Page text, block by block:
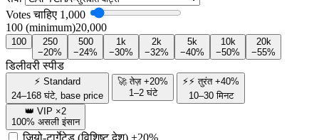
Votes चाहिए 1,000
100 (minimum)20,000
100
250
−20%
500
−24%
1k
−30%
2k
−32%
5k
−40%
10k
−50%
20k
−55%
डिलीवरी स्पीड
⚡ Standard
24–168 घंटे, base price
🚀 तेज़ +20%
1–2 घंटे
⚡⚡ तुरंत +40%
10–30 मिनट
👑 VIP ×2
100% असली इंसान
जियो-टार्गेटेड (विशिष्ट देश) +20%